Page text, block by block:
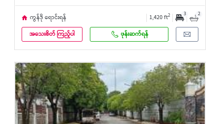
ကွန်ဒို ရောင်းရန် 1,420 ft2 3 2
အသေးစိတ် ကြည့်ပါ ဖုန်းဆက်ရန်